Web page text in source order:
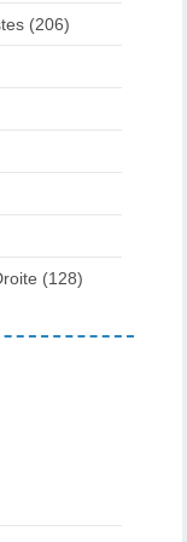
2020 : la droite avec
(206)
(128)